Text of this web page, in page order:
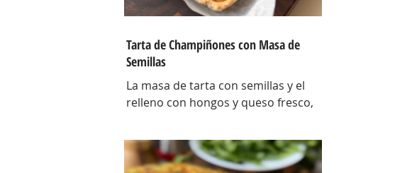
Tarta de Champiñones con Masa de
Semillas
La masa de tarta con semillas y el
relleno con hongos y queso fresco,
una masa bien crocante con un
relleno con mucho sabor y bien